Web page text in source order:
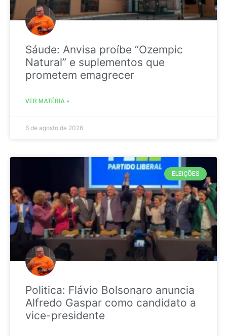
Sáude: Anvisa proíbe “Ozempic
Natural” e suplementos que
prometem emagrecer
VER MATÉRIA »
6 de agosto de 2026
ELEIÇÕES
Politica: Flávio Bolsonaro anuncia
Alfredo Gaspar como candidato a
vice-presidente